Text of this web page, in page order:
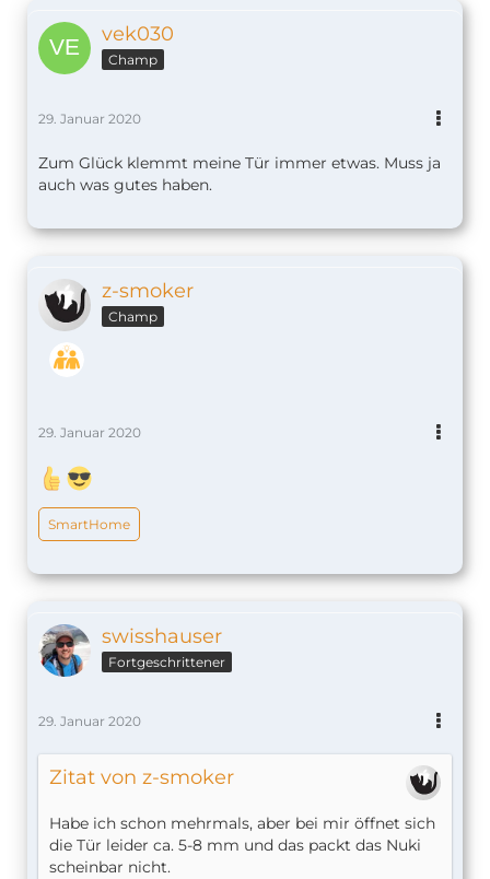
vek030
Champ
29. Januar 2020
Zum Glück klemmt meine Tür immer etwas. Muss ja
auch was gutes haben.
z-smoker
Champ
29. Januar 2020
SmartHome
swisshauser
Fortgeschrittener
29. Januar 2020
Zitat von z-smoker
Habe ich schon mehrmals, aber bei mir öffnet sich
die Tür leider ca. 5-8 mm und das packt das Nuki
scheinbar nicht.